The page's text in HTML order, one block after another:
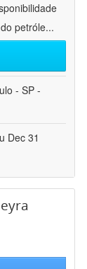
petróle...
- SP -
Dec 31